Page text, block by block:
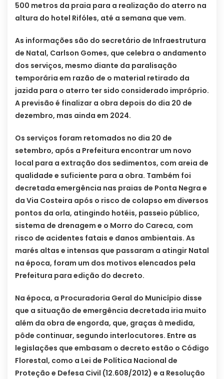
500 metros da praia para a realização do aterro na
altura do hotel Rifóles, até a semana que vem.
As informações são do secretário de Infraestrutura
de Natal, Carlson Gomes, que celebra o andamento
dos serviços, mesmo diante da paralisação
temporária em razão de o material retirado da
jazida para o aterro ter sido considerado impróprio.
A previsão é finalizar a obra depois do dia 20 de
dezembro, mas ainda em 2024.
Os serviços foram retomados no dia 20 de
setembro, após a Prefeitura encontrar um novo
local para a extração dos sedimentos, com areia de
qualidade e suficiente para a obra. Também foi
decretada emergência nas praias de Ponta Negra e
da Via Costeira após o risco de colapso em diversos
pontos da orla, atingindo hotéis, passeio público,
sistema de drenagem e o Morro do Careca, com
risco de acidentes fatais e danos ambientais. As
marés altas e intensas que passaram a atingir Natal
na época, foram um dos motivos elencados pela
Prefeitura para edição do decreto.
Na época, a Procuradoria Geral do Município disse
que a situação de emergência decretada iria muito
além da obra de engorda, que, graças à medida,
pôde continuar, segundo interlocutores. Entre as
legislações que embasam o decreto estão o Código
Florestal, como a Lei de Política Nacional de
Proteção e Defesa Civil (12.608/2012) e a Resolução